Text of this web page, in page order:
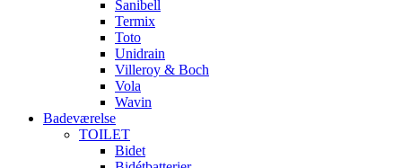
Sanibell
Termix
Toto
Unidrain
Villeroy & Boch
Vola
Wavin
Badeværelse
TOILET
Bidet